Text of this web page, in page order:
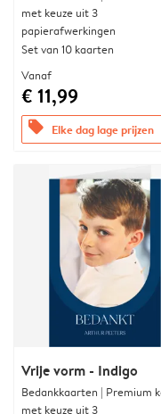
met keuze uit 3
papierafwerkingen
Set van 10 kaarten
Vanaf
€ 11,99
offers Elke dag lage prijzen
Vrije vorm - Indigo
Bedankkaarten | Premium
met keuze uit 3